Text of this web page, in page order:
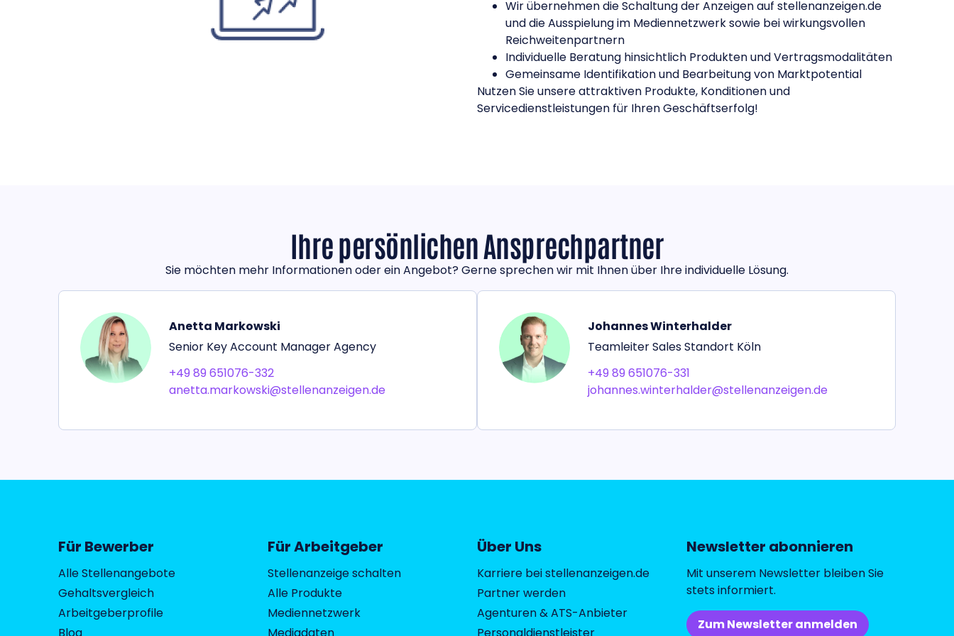
Wir übernehmen die Schaltung der Anzeigen auf stellenanzeigen.de
und die Ausspielung im Mediennetzwerk sowie bei wirkungsvollen
Reichweitenpartnern
Individuelle Beratung hinsichtlich Produkten und Vertragsmodalitäten
Gemeinsame Identifikation und Bearbeitung von Marktpotential
Nutzen Sie unsere attraktiven Produkte, Konditionen und
Servicedienstleistungen für Ihren Geschäftserfolg!
Ihre persönlichen Ansprechpartner
Sie möchten mehr Informationen oder ein Angebot? Gerne sprechen wir mit Ihnen über Ihre individuelle Lösung.
Anetta Markowski
Senior Key Account Manager Agency
+49 89 651076-332
anetta.markowski@stellenanzeigen.de
Johannes Winterhalder
Teamleiter Sales Standort Köln
+49 89 651076-331
johannes.winterhalder@stellenanzeigen.de
Für Bewerber Für Arbeitgeber Über Uns Newsletter abonnieren
Alle Stellenangebote
Gehaltsvergleich
Arbeitgeberprofile
Blog
Stellenanzeige schalten
Alle Produkte
Mediennetzwerk
Mediadaten
Karriere bei stellenanzeigen.de
Partner werden
Agenturen & ATS-Anbieter
Personaldienstleister
Mit unserem Newsletter bleiben Sie
stets informiert.
Zum Newsletter anmelden